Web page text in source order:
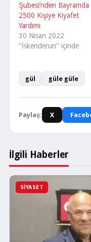
Şubesi’nden Bayramda
2500 Kişiye Kıyafet
Yardımı
30 Nisan 2022
"İskenderun" içinde
gül güle güle
Paylaş: X
İlgili Haberler
SIYASET